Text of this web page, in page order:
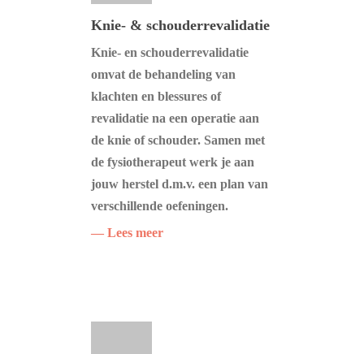
Knie- & schouderrevalidatie
Knie- en schouderrevalidatie
omvat de behandeling van
klachten en blessures of
revalidatie na een operatie aan
de knie of schouder. Samen met
de fysiotherapeut werk je aan
jouw herstel d.m.v. een plan van
verschillende oefeningen.
— Lees meer